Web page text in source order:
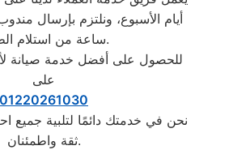
ساعة من استلام الطلب.
للحصول على أفضل خدمة صيانة
على
01220261030
نحن في خدمتك دائمًا لتلبية جميع
ثقة واطمئنان.